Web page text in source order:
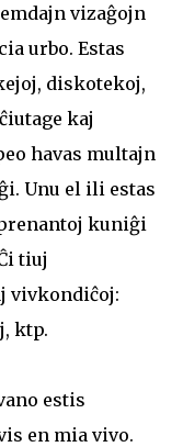
vizaĝojn
urbo. Estas
diskotekoj,
kaj
havas multajn
Unu el ili estas
kuniĝi
tiuj
vivkondiĉoj:
ktp.
estis
en mia vivo.